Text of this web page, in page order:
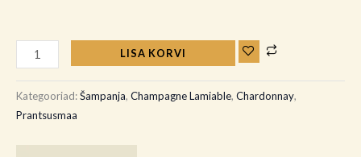
LISA KORVI
Kategooriad:Šampanja, Champagne Lamiable, Chardonnay,
Prantsusmaa